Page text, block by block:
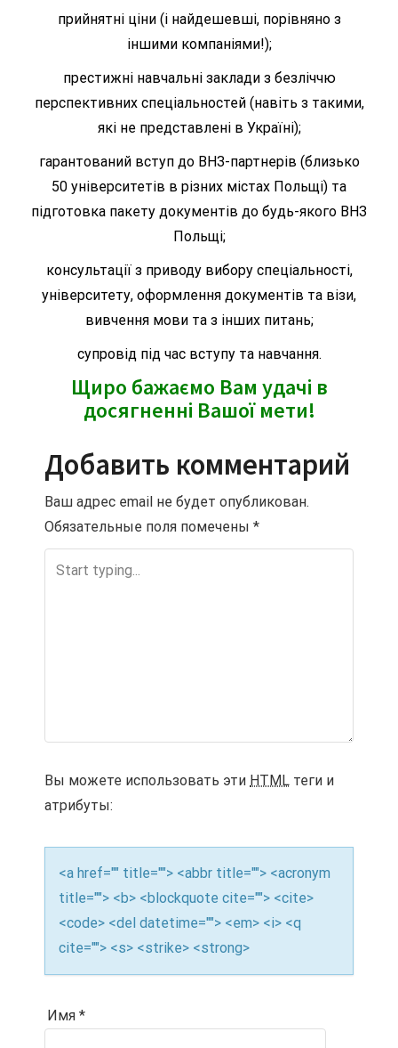
прийнятні ціни (і найдешевші, порівняно з
іншими компаніями!);
престижні навчальні заклади з безліччю
перспективних спеціальностей (навіть з такими,
які не представлені в Україні);
гарантований вступ до ВНЗ-партнерів (близько
50 університетів в різних містах Польщі) та
підготовка пакету документів до будь-якого ВНЗ
Польщі;
консультації з приводу вибору спеціальності,
університету, оформлення документів та візи,
вивчення мови та з інших питань;
супровід під час вступу та навчання.
Щиро бажаємо Вам удачі в
досягненні Вашої мети!
Добавить комментарий
Ваш адрес email не будет опубликован.
Обязательные поля помечены *
Вы можете использовать эти HTML теги и
атрибуты:
<a href="" title=""> <abbr title=""> <acronym
title=""> <b> <blockquote cite=""> <cite>
<code> <del datetime=""> <em> <i> <q
cite=""> <s> <strike> <strong>
Имя *